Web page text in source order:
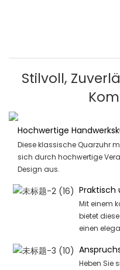
Stilvoll,
Hochwertige
Diese klassische Quarzuhr
sich durch hochwertige
Design aus.
Praktisch
Mit einem
bietet
einen
Heben Sie